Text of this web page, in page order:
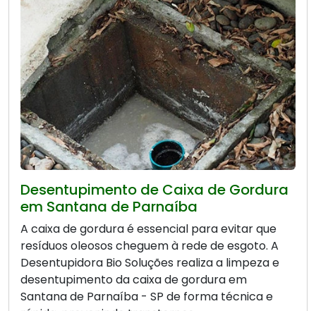
Desentupimento de Caixa de Gordura
em Santana de Parnaíba
A caixa de gordura é essencial para evitar que
resíduos oleosos cheguem à rede de esgoto. A
Desentupidora Bio Soluções realiza a limpeza e
desentupimento da caixa de gordura em
Santana de Parnaíba - SP de forma técnica e